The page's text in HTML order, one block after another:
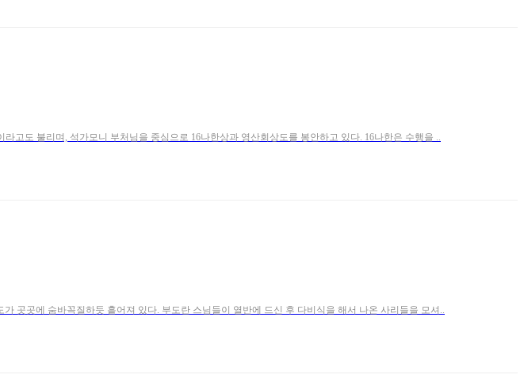
고도 불리며, 석가모니 부처님을 중심으로 16나한상과 영산회상도를 봉안하고 있다. 16나한은 수행을 ..
곳곳에 숨바꼭질하듯 흩어져 있다. 부도란 스님들이 열반에 드신 후 다비식을 해서 나온 사리들을 모셔..